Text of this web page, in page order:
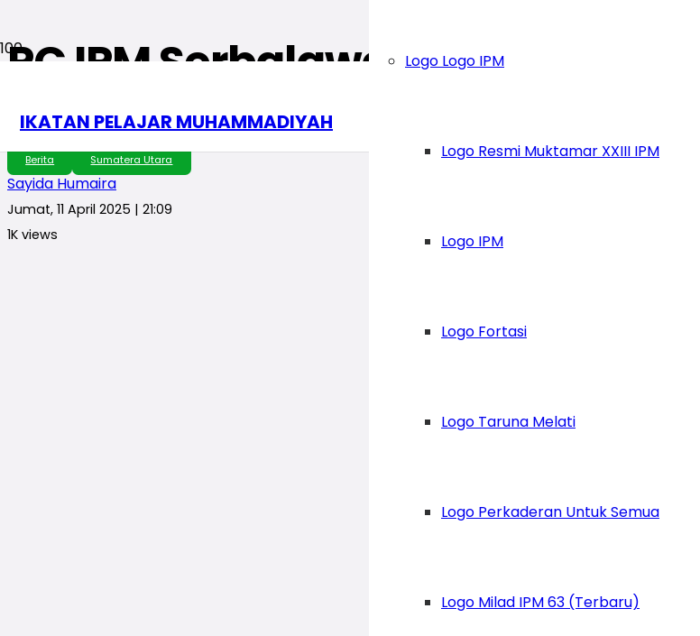
IKATAN PELAJAR MUHAMMADIYAH
Logo Logo IPM
Logo Resmi Muktamar XXIII IPM
Logo IPM
Logo Fortasi
Logo Taruna Melati
Logo Perkaderan Untuk Semua
Logo Milad IPM 63 (Terbaru)
PC IPM Serbalawan Sukses
Religius Unggulan
Berita Sumatera Utara
Sayida Humaira
Jumat, 11 April 2025 | 21:09
1K views